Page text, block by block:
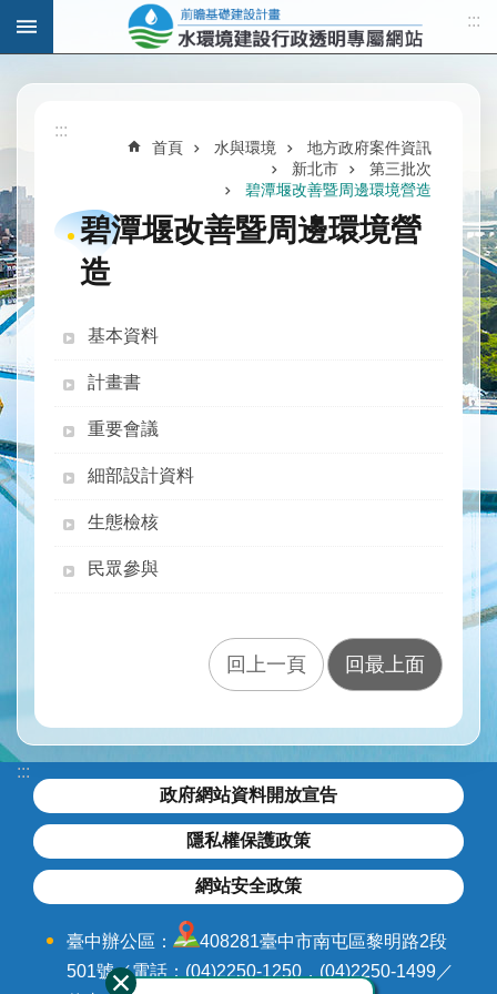
跳到主要內容區塊
進
計
畫
說
水
展
水
與
境
訊
息
與
服
務
網
:::
:::
首頁 水與環境
地方政府案件資訊
新北市
第三批次
碧潭堰改善暨周邊環境營造
碧潭堰改善暨周邊環境營
造
基本資料
計畫書
重要會議
細部設計資料
生態檢核
民眾參與
回上一頁 回最上面
:::
政府網站資料開放宣告
隱私權保護政策
網站安全政策
臺中辦公區：
408281臺中市南屯區黎明路2段
501號／電話：(04)2250-1250，(04)2250-1499／